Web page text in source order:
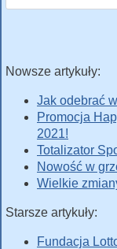
Nowsze artykuły:
Jak odebrać
Promocja
2021!
Totalizator
Nowość w
Wielkie
Starsze artykuły:
Fundacja